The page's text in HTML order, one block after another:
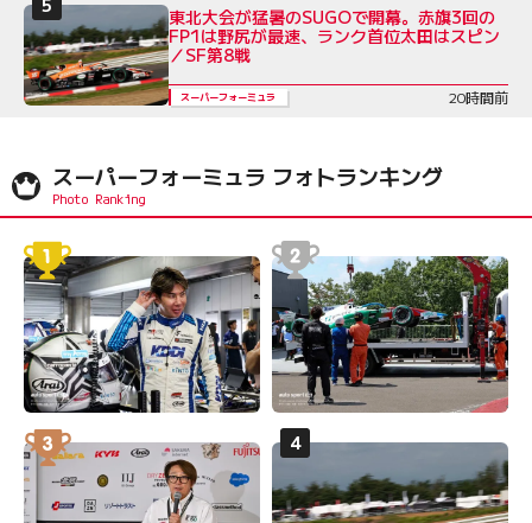
東北大会が猛暑のSUGOで開幕。赤旗3回の
FP1は野尻が最速、ランク首位太田はスピン
／SF第8戦
スーパーフォーミュラ 20時間前
スーパーフォーミュラ フォトランキング